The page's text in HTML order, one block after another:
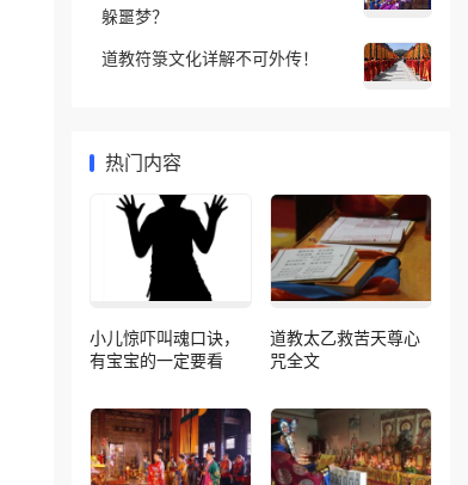
躲噩梦？
道教符箓文化详解不可外传！
热门内容
小儿惊吓叫魂口诀，
有宝宝的一定要看
道教太乙救苦天尊心
咒全文